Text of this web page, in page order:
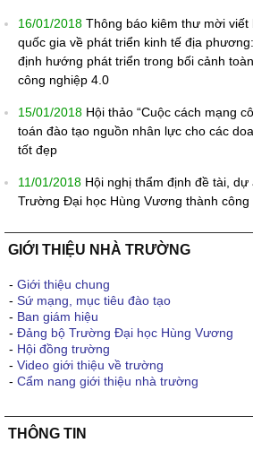
16/01/2018 Thông báo kiêm thư mời viết
quốc gia về phát triển kinh tế địa
định hướng phát triển trong bối cảnh
công nghiệp 4.0
15/01/2018 Hội thảo “Cuộc cách mạng
toán đào tạo nguồn nhân lực cho các
tốt đẹp
11/01/2018 Hội nghị thẩm định đề tài,
Trường Đại học Hùng Vương thành công
GIỚI THIỆU NHÀ TRƯỜNG
- Giới thiệu chung
- Sứ mạng, mục tiêu đào tạo
- Ban giám hiệu
- Đảng bộ Trường Đại học Hùng Vương
- Hội đồng trường
- Video giới thiệu về trường
- Cẩm nang giới thiệu nhà trường
THÔNG TIN